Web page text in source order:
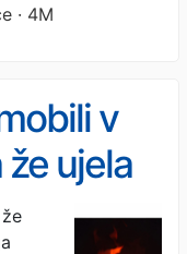
· 4M
v
ujela